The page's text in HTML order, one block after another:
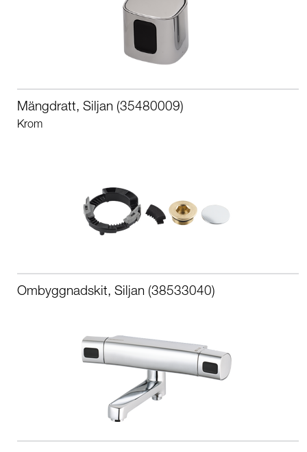
Mängdratt, Siljan (35480009)
Krom
Ombyggnadskit, Siljan (38533040)